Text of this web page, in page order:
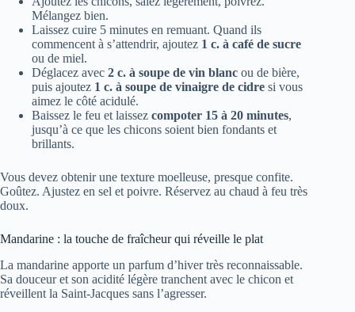
Mélangez bien.
Laissez cuire 5 minutes en remuant. Quand ils
commencent à s’attendrir, ajoutez 1 c. à café de sucre
ou de miel.
Déglacez avec 2 c. à soupe de vin blanc ou de bière,
puis ajoutez 1 c. à soupe de vinaigre de cidre si vous
aimez le côté acidulé.
Baissez le feu et laissez compoter 15 à 20 minutes,
jusqu’à ce que les chicons soient bien fondants et
brillants.
Vous devez obtenir une texture moelleuse, presque confite.
Goûtez. Ajustez en sel et poivre. Réservez au chaud à feu très
doux.
Mandarine : la touche de fraîcheur qui réveille le plat
La mandarine apporte un parfum d’hiver très reconnaissable.
Sa douceur et son acidité légère tranchent avec le chicon et
réveillent la Saint-Jacques sans l’agresser.